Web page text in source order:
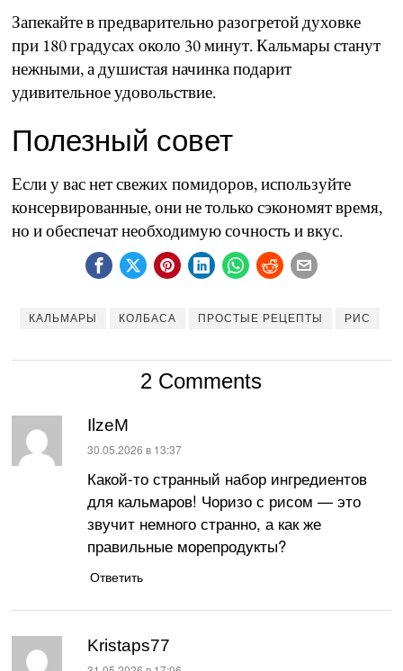
Запекайте в предварительно разогретой духовке
при 180 градусах около 30 минут. Кальмары станут
нежными, а душистая начинка подарит
удивительное удовольствие.
Полезный совет
Если у вас нет свежих помидоров, используйте
консервированные, они не только сэкономят время,
но и обеспечат необходимую сочность и вкус.
КАЛЬМАРЫ КОЛБАСА ПРОСТЫЕ РЕЦЕПТЫ РИС
2 Comments
IlzeM
:
30.05.2026 в 13:37
Какой-то странный набор ингредиентов
для кальмаров! Чоризо с рисом — это
звучит немного странно, а как же
правильные морепродукты?
Ответить
Kristaps77